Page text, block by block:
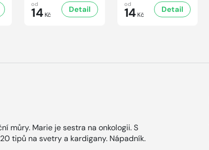
od
14 Kč
Detail
od
14 Kč
Detail
můry. Marie je sestra na onkologii. S
tipů na svetry a kardigany. Nápadník.